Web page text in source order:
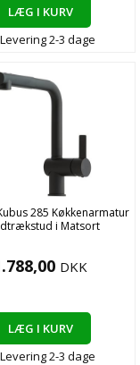
LÆG I KURV
2-3 dage
285 Køkkenarmatur
i Matsort
DKK
LÆG I KURV
2-3 dage